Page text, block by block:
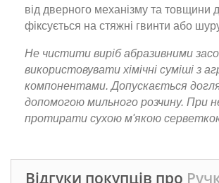
від дверного механізму та товщини
фіксується на стяжні гвинти або
Не чистити виріб абразивними
використовувати хімічні суміші з
компонентами. Допускається
допомогою мильного розчину. При
протирати сухою м'якою
Відгуки покупців про